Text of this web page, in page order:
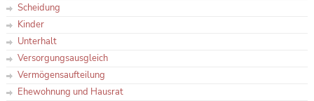
Scheidung
Kinder
Unterhalt
Versorgungsausgleich
Vermögensaufteilung
Ehewohnung und Hausrat